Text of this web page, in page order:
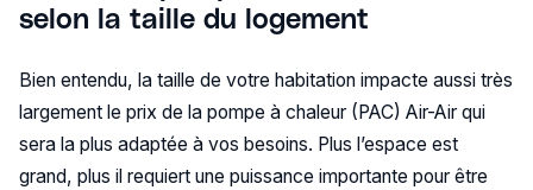
selon la taille du logement
Bien entendu, la taille de votre habitation impacte aussi très
largement le prix de la pompe à chaleur (PAC) Air-Air qui
sera la plus adaptée à vos besoins. Plus l’espace est
grand, plus il requiert une puissance importante pour être